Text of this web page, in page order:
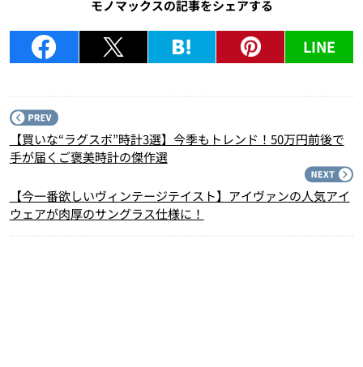
モノマックスの記事をシェアする
LINE
【買いな“ラグスボ”時計3選】今季もトレンド！50万円前後で
手が届くご褒美時計の傑作選
【今一番欲しいヴィンテージテイスト】アイヴァンの人気アイ
ウェアが肉厚のサングラス仕様に！